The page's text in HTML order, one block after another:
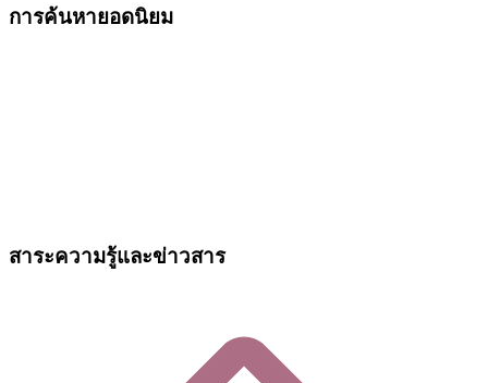
การค้นหายอดนิยม
สาระความรู้และข่าวสาร